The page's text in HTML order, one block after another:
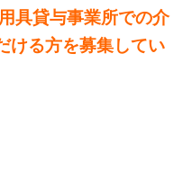
具貸与事業所での介
ける方を募集してい